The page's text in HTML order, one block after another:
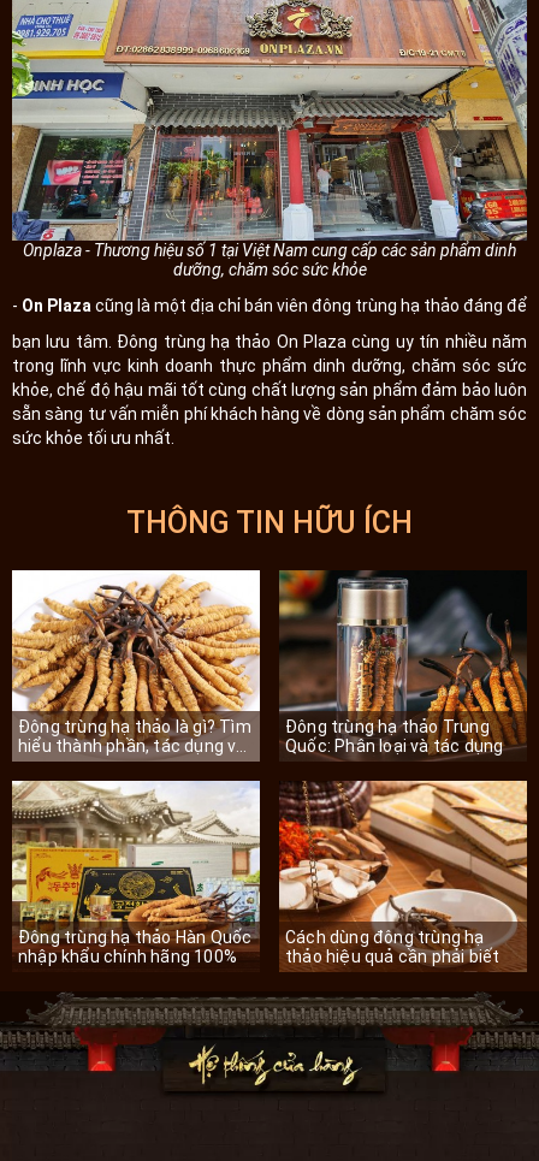
Onplaza - Thương hiệu số 1 tại Việt Nam cung cấp các sản phẩm dinh
dưỡng, chăm sóc sức khỏe
- On Plazacũng là một địa chỉ bán viên đông trùng hạ thảo đáng để
bạn lưu tâm. Đông trùng hạ thảo On Plaza cùng uy tín nhiều năm
trong lĩnh vực kinh doanh thực phẩm dinh dưỡng, chăm sóc sức
khỏe, chế độ hậu mãi tốt cùng chất lượng sản phẩm đảm bảo luôn
sẵn sàng tư vấn miễn phí khách hàng về dòng sản phẩm chăm sóc
sức khỏe tối ưu nhất.
THÔNG TIN HỮU ÍCH
Đông trùng hạ thảo là gì? Tìm
hiểu thành phần, tác dụng và
phân loại
Đông trùng hạ thảo Trung
Quốc: Phân loại và tác dụng
Đông trùng hạ thảo Hàn Quốc
nhập khẩu chính hãng 100%
Cách dùng đông trùng hạ
thảo hiệu quả cần phải biết